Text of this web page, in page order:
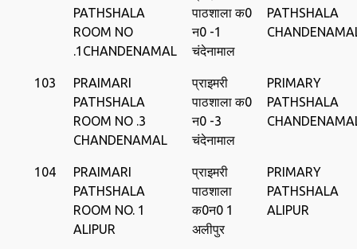
PATHSHALA
ROOM NO
.1CHANDENAMAL
पाठशाला क0
न0 -1
चंदेनामाल
PATHSHALA
103
PRAIMARI
PATHSHALA
ROOM NO .3
CHANDENAMAL
प्राइमरी
पाठशाला क0
न0 -3
चंदेनामाल
PRIMARY
PATHSHALA
104
PRAIMARI
PATHSHALA
ROOM NO. 1
ALIPUR
प्राइमरी
पाठशाला
क0न0 1
अलीपुर
PRIMARY
PATHSHALA
ALIPUR